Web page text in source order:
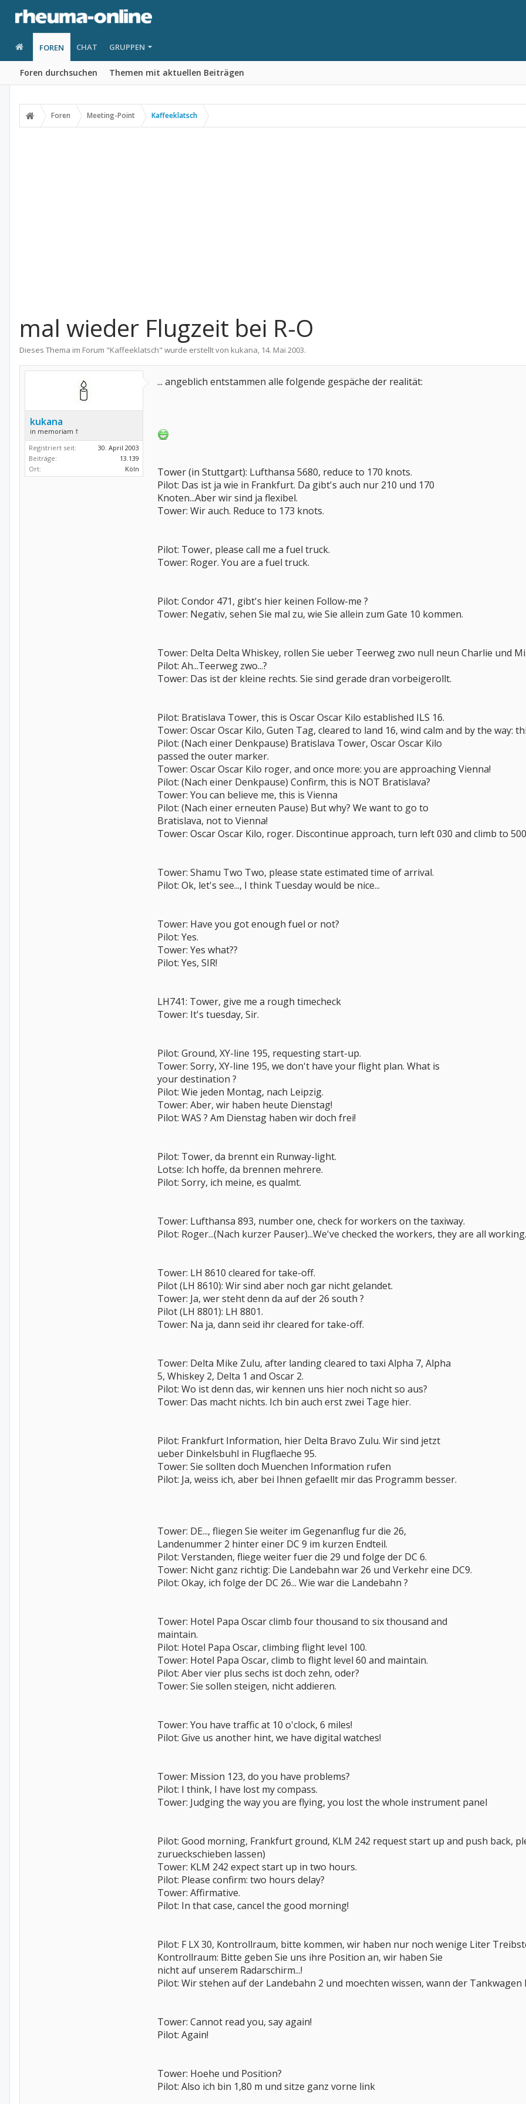
FOREN
Foren durchsuchen Themen mit aktuellen Beiträgen
CHAT GRUPPEN
Foren Meeting-Point Kaffeeklatsch
mal wieder Flugzeit bei R-O
Dieses Thema im Forum "Kaffeeklatsch" wurde erstellt von kukana, 14. Mai 2003.
kukana
in memoriam †
Registriert seit:
30. April 2003
Beiträge:
13.139
Ort:
Köln
... angeblich entstammen alle folgende gespäche der realität:
Tower (in Stuttgart): Lufthansa 5680, reduce to 170 knots.
Pilot: Das ist ja wie in Frankfurt. Da gibt's auch nur 210 und 170
Knoten...Aber wir sind ja flexibel.
Tower: Wir auch. Reduce to 173 knots.
Pilot: Tower, please call me a fuel truck.
Tower: Roger. You are a fuel truck.
Pilot: Condor 471, gibt's hier keinen Follow-me ?
Tower: Negativ, sehen Sie mal zu, wie Sie allein zum Gate 10 kommen.
Tower: Delta Delta Whiskey, rollen Sie ueber Teerweg zwo null neun Charlie und
Pilot: Ah...Teerweg zwo...?
Tower: Das ist der kleine rechts. Sie sind gerade dran vorbeigerollt.
Pilot: Bratislava Tower, this is Oscar Oscar Kilo established ILS 16.
Tower: Oscar Oscar Kilo, Guten Tag, cleared to land 16, wind calm and by the way:
Pilot: (Nach einer Denkpause) Bratislava Tower, Oscar Oscar Kilo
passed the outer marker.
Tower: Oscar Oscar Kilo roger, and once more: you are approaching Vienna!
Pilot: (Nach einer Denkpause) Confirm, this is NOT Bratislava?
Tower: You can believe me, this is Vienna
Pilot: (Nach einer erneuten Pause) But why? We want to go to
Bratislava, not to Vienna!
Tower: Oscar Oscar Kilo, roger. Discontinue approach, turn left 030 and climb to
Tower: Shamu Two Two, please state estimated time of arrival.
Pilot: Ok, let's see..., I think Tuesday would be nice...
Tower: Have you got enough fuel or not?
Pilot: Yes.
Tower: Yes what??
Pilot: Yes, SIR!
LH741: Tower, give me a rough timecheck
Tower: It's tuesday, Sir.
Pilot: Ground, XY-line 195, requesting start-up.
Tower: Sorry, XY-line 195, we don't have your flight plan. What is
your destination ?
Pilot: Wie jeden Montag, nach Leipzig.
Tower: Aber, wir haben heute Dienstag!
Pilot: WAS ? Am Dienstag haben wir doch frei!
Pilot: Tower, da brennt ein Runway-light.
Lotse: Ich hoffe, da brennen mehrere.
Pilot: Sorry, ich meine, es qualmt.
Tower: Lufthansa 893, number one, check for workers on the taxiway.
Pilot: Roger...(Nach kurzer Pauser)...We've checked the workers, they are all working.
Tower: LH 8610 cleared for take-off.
Pilot (LH 8610): Wir sind aber noch gar nicht gelandet.
Tower: Ja, wer steht denn da auf der 26 south ?
Pilot (LH 8801): LH 8801.
Tower: Na ja, dann seid ihr cleared for take-off.
Tower: Delta Mike Zulu, after landing cleared to taxi Alpha 7, Alpha
5, Whiskey 2, Delta 1 and Oscar 2.
Pilot: Wo ist denn das, wir kennen uns hier noch nicht so aus?
Tower: Das macht nichts. Ich bin auch erst zwei Tage hier.
Pilot: Frankfurt Information, hier Delta Bravo Zulu. Wir sind jetzt
ueber Dinkelsbuhl in Flugflaeche 95.
Tower: Sie sollten doch Muenchen Information rufen
Pilot: Ja, weiss ich, aber bei Ihnen gefaellt mir das Programm besser.
Tower: DE..., fliegen Sie weiter im Gegenanflug fur die 26,
Landenummer 2 hinter einer DC 9 im kurzen Endteil.
Pilot: Verstanden, fliege weiter fuer die 29 und folge der DC 6.
Tower: Nicht ganz richtig: Die Landebahn war 26 und Verkehr eine DC9.
Pilot: Okay, ich folge der DC 26... Wie war die Landebahn ?
Tower: Hotel Papa Oscar climb four thousand to six thousand and
maintain.
Pilot: Hotel Papa Oscar, climbing flight level 100.
Tower: Hotel Papa Oscar, climb to flight level 60 and maintain.
Pilot: Aber vier plus sechs ist doch zehn, oder?
Tower: Sie sollen steigen, nicht addieren.
Tower: You have traffic at 10 o'clock, 6 miles!
Pilot: Give us another hint, we have digital watches!
Tower: Mission 123, do you have problems?
Pilot: I think, I have lost my compass.
Tower: Judging the way you are flying, you lost the whole instrument panel
Pilot: Good morning, Frankfurt ground, KLM 242 request start up and push back,
zurueckschieben lassen)
Tower: KLM 242 expect start up in two hours.
Pilot: Please confirm: two hours delay?
Tower: Affirmative.
Pilot: In that case, cancel the good morning!
Pilot: F LX 30, Kontrollraum, bitte kommen, wir haben nur noch wenige Liter
Kontrollraum: Bitte geben Sie uns ihre Position an, wir haben Sie
nicht auf unserem Radarschirm...!
Pilot: Wir stehen auf der Landebahn 2 und moechten wissen, wann der Tankwagen
Tower: Cannot read you, say again!
Pilot: Again!
Tower: Hoehe und Position?
Pilot: Also ich bin 1,80 m und sitze ganz vorne link